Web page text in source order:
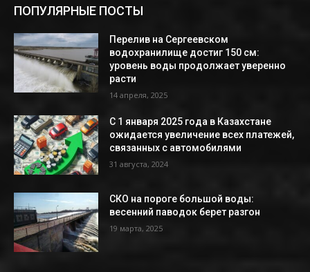
ПОПУЛЯРНЫЕ ПОСТЫ
Перелив на Сергеевском
водохранилище достиг 150 см:
уровень воды продолжает уверенно
расти
14 апреля, 2025
С 1 января 2025 года в Казахстане
ожидается увеличение всех платежей,
связанных с автомобилями
31 августа, 2024
СКО на пороге большой воды:
весенний паводок берет разгон
19 марта, 2025